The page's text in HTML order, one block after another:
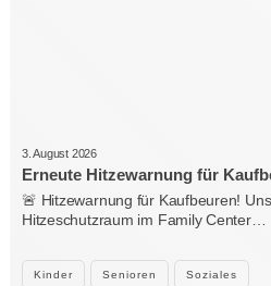
Kinder Senioren Soziales
3. August 2026
Erneute Hitzewarnung für
🚨 Hitzewarnung für Kaufbeuren!
Hitzeschutzraum im Family Center…